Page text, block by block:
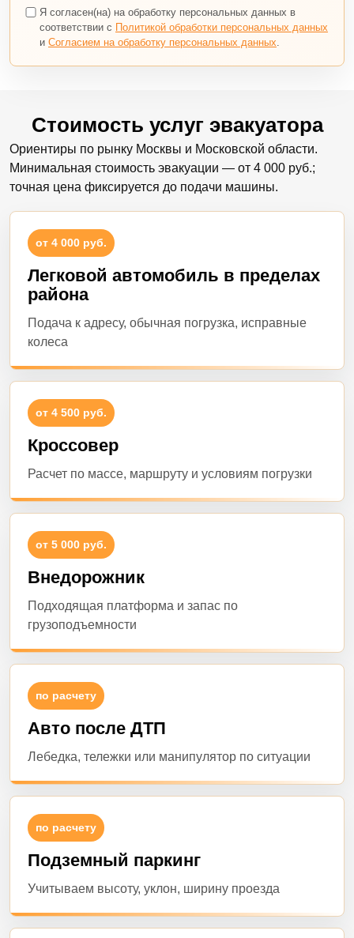
Я согласен(на) на обработку персональных данных в
соответствии с Политикой обработки персональных данных
и Согласием на обработку персональных данных.
Стоимость услуг эвакуатора
Ориентиры по рынку Москвы и Московской области.
Минимальная стоимость эвакуации — от 4 000 руб.;
точная цена фиксируется до подачи машины.
от 4 000 руб.
Легковой автомобиль в пределах
района
Подача к адресу, обычная погрузка, исправные
колеса
от 4 500 руб.
Кроссовер
Расчет по массе, маршруту и условиям погрузки
от 5 000 руб.
Внедорожник
Подходящая платформа и запас по
грузоподъемности
по расчету
Авто после ДТП
Лебедка, тележки или манипулятор по ситуации
по расчету
Подземный паркинг
Учитываем высоту, уклон, ширину проезда